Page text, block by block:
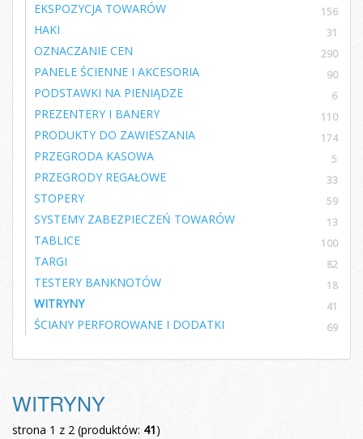
EKSPOZYCJA TOWARÓW 156
HAKI 31
OZNACZANIE CEN 290
PANELE ŚCIENNE I AKCESORIA 90
PODSTAWKI NA PIENIĄDZE 6
PREZENTERY I BANERY 110
PRODUKTY DO ZAWIESZANIA 174
PRZEGRODA KASOWA 5
PRZEGRODY REGAŁOWE 33
STOPERY 59
SYSTEMY ZABEZPIECZEŃ TOWARÓW 13
TABLICE 100
TARGI 82
TESTERY BANKNOTÓW 18
WITRYNY 41
ŚCIANY PERFOROWANE I DODATKI 69
WITRYNY
strona 1 z 2 (produktów: 41)